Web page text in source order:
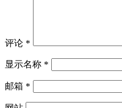
评论 *
显示名称 *
邮箱 *